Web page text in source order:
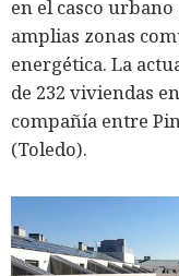
en el casco
amplias zonas
energética. La
de 232 viviendas
compañía entre
(Toledo).